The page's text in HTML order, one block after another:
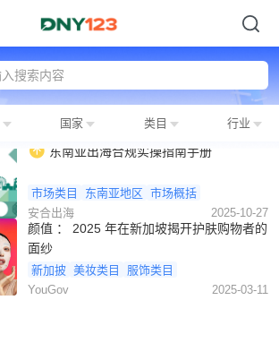
搜索内容
国家 类目 行业
东南亚出海合规实操指南手册
市场类目 东南亚地区 市场概括
安合出海
2025-10-27
颜值 ： 2025 年在新加坡揭开护肤购物者的
面纱
新加披 美妆类目
服饰类目
YouGov
2025-03-11